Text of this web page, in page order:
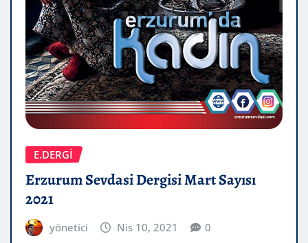
E.DERGİ
Erzurum Sevdasi Dergisi Mart Sayısı
2021
yönetici Nis 10, 2021 0